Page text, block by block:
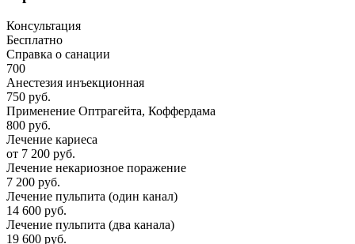
Консультация
Бесплатно
Справка о санации
700
Анестезия инъекционная
750 руб.
Применение Оптрагейта, Коффердама
800 руб.
Лечение кариеса
от 7 200 руб.
Лечение некариозное поражение
7 200 руб.
Лечение пульпита (один канал)
14 600 руб.
Лечение пульпита (два канала)
19 600 руб.